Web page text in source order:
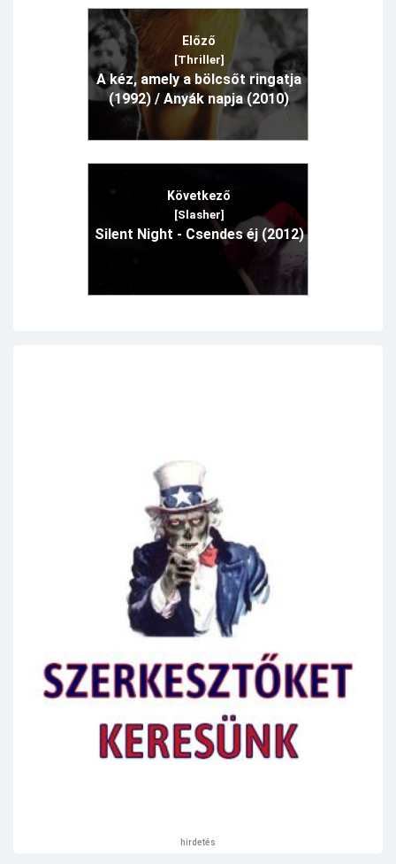
Előző
[Thriller]
A kéz, amely a bölcsőt ringatja
(1992) / Anyák napja (2010)
Következő
[Slasher]
Silent Night - Csendes éj (2012)
hirdetés